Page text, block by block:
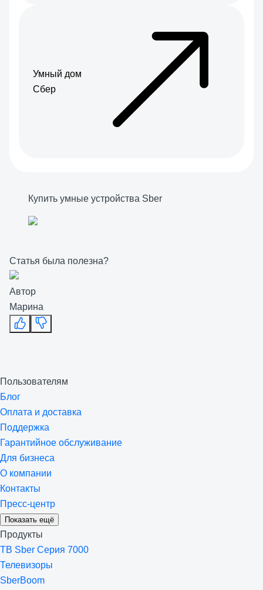
Умный дом
Сбер
Купить умные устройства Sber
Статья была полезна?
Автор
Марина
Пользователям
Блог
Оплата и доставка
Поддержка
Гарантийное обслуживание
Для бизнеса
О компании
Контакты
Пресс-центр
Показать ещё
Продукты
ТВ Sber Серия 7000
Телевизоры
SberBoom